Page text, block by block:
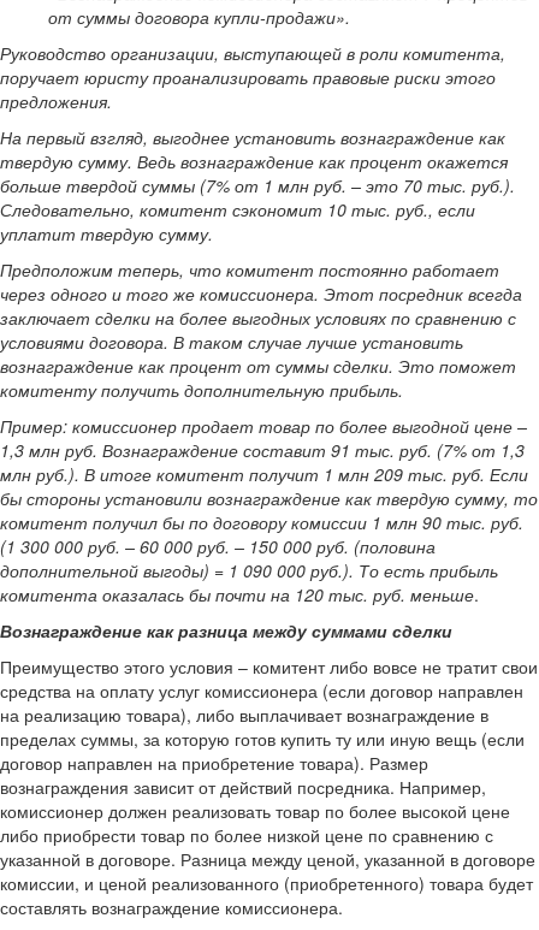
от суммы договора купли-продажи».
Руководство организации, выступающей в роли комитента,
поручает юристу проанализировать правовые риски этого
предложения.
На первый взгляд, выгоднее установить вознаграждение как
твердую сумму. Ведь вознаграждение как процент окажется
больше твердой суммы (7% от 1 млн руб. – это 70 тыс. руб.).
Следовательно, комитент сэкономит 10 тыс. руб., если
уплатит твердую сумму.
Предположим теперь, что комитент постоянно работает
через одного и того же комиссионера. Этот посредник всегда
заключает сделки на более выгодных условиях по сравнению с
условиями договора. В таком случае лучше установить
вознаграждение как процент от суммы сделки. Это поможет
комитенту получить дополнительную прибыль.
Пример: комиссионер продает товар по более выгодной цене –
1,3 млн руб. Вознаграждение составит 91 тыс. руб. (7% от 1,3
млн руб.). В итоге комитент получит 1 млн 209 тыс. руб. Если
бы стороны установили вознаграждение как твердую сумму, то
комитент получил бы по договору комиссии 1 млн 90 тыс. руб.
(1 300 000 руб. – 60 000 руб. – 150 000 руб. (половина
дополнительной выгоды) = 1 090 000 руб.). То есть прибыль
комитента оказалась бы почти на 120 тыс. руб. меньше.
Вознаграждение как разница между суммами сделки
Преимущество этого условия – комитент либо вовсе не тратит свои
средства на оплату услуг комиссионера (если договор направлен
на реализацию товара), либо выплачивает вознаграждение в
пределах суммы, за которую готов купить ту или иную вещь (если
договор направлен на приобретение товара). Размер
вознаграждения зависит от действий посредника. Например,
комиссионер должен реализовать товар по более высокой цене
либо приобрести товар по более низкой цене по сравнению с
указанной в договоре. Разница между ценой, указанной в договоре
комиссии, и ценой реализованного (приобретенного) товара будет
составлять вознаграждение комиссионера.